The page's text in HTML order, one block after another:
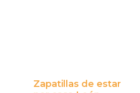
Zapatillas de estar
se